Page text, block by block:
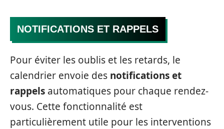
NOTIFICATIONS ET RAPPELS
Pour éviter les oublis et les retards, le
calendrier envoie des notifications et
rappels automatiques pour chaque rendez-
vous. Cette fonctionnalité est
particulièrement utile pour les interventions